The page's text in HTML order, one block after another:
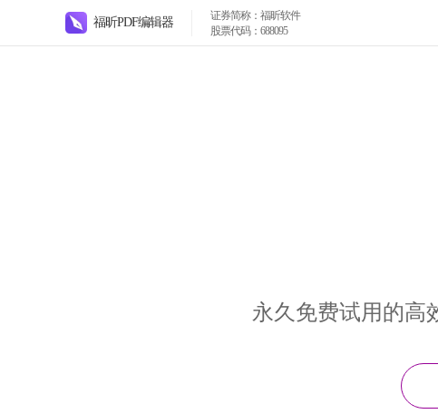
福昕PDF编辑器
证券简称：福昕软件
股票代码：688095
永久免费试用的高